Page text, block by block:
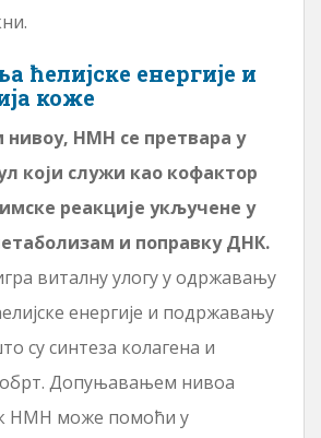
ћелијске енергије и
коже
нивоу, НМН се претвара у
који служи као кофактор
реакције укључене у
и поправку ДНК.
виталну улогу у одржавању
енергије и подржавању
су синтеза колагена и
Допуњавањем нивоа
НМН може помоћи у